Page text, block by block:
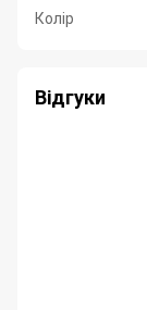
Колір
Відгуки